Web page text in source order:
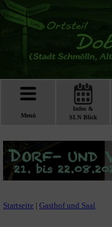
Menü
Infos &
SLN Blick
Startseite Gasthof und Saal